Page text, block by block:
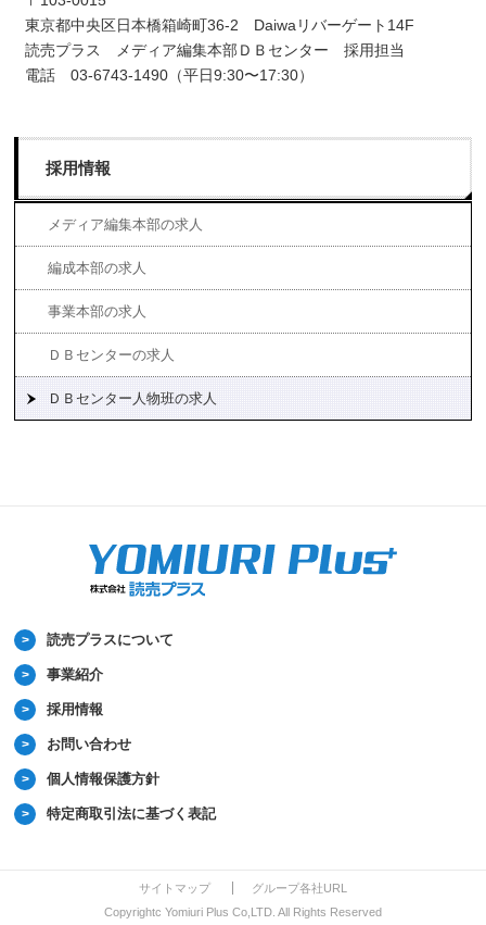
東京都中央区日本橋箱崎町36-2 Daiwaリバーゲート14F
読売プラス メディア編集本部ＤＢセンター 採用担当
電話 03-6743-1490（平日9:30〜17:30）
採用情報
メディア編集本部の求人
編成本部の求人
事業本部の求人
ＤＢセンターの求人
ＤＢセンター人物班の求人
読売プラスについて
事業紹介
採用情報
お問い合わせ
個人情報保護方針
特定商取引法に基づく表記
サイトマップ
グループ各社URL
Copyrightc Yomiuri Plus Co,LTD. All Rights Reserved